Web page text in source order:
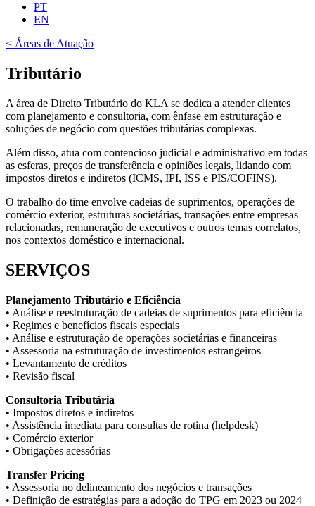
PT
EN
< Áreas de Atuação
Tributário
A área de Direito Tributário do KLA se dedica a atender clientes
com planejamento e consultoria, com ênfase em estruturação e
soluções de negócio com questões tributárias complexas.
Além disso, atua com contencioso judicial e administrativo em todas
as esferas, preços de transferência e opiniões legais, lidando com
impostos diretos e indiretos (ICMS, IPI, ISS e PIS/COFINS).
O trabalho do time envolve cadeias de suprimentos, operações de
comércio exterior, estruturas societárias, transações entre empresas
relacionadas, remuneração de executivos e outros temas correlatos,
nos contextos doméstico e internacional.
SERVIÇOS
Planejamento Tributário e Eficiência
• Análise e reestruturação de cadeias de suprimentos para eficiência
• Regimes e benefícios fiscais especiais
• Análise e estruturação de operações societárias e financeiras
• Assessoria na estruturação de investimentos estrangeiros
• Levantamento de créditos
• Revisão fiscal
Consultoria Tributária
• Impostos diretos e indiretos
• Assistência imediata para consultas de rotina (helpdesk)
• Comércio exterior
• Obrigações acessórias
Transfer Pricing
• Assessoria no delineamento dos negócios e transações
• Definição de estratégias para a adoção do TPG em 2023 ou 2024